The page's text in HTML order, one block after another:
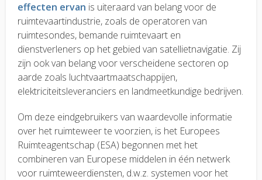
effecten ervan is uiteraard van belang voor de
ruimtevaartindustrie, zoals de operatoren van
ruimtesondes, bemande ruimtevaart en
dienstverleners op het gebied van satellietnavigatie. Zij
zijn ook van belang voor verscheidene sectoren op
aarde zoals luchtvaartmaatschappijen,
elektriciteitsleveranciers en landmeetkundige bedrijven.
Om deze eindgebruikers van waardevolle informatie
over het ruimteweer te voorzien, is het Europees
Ruimteagentschap (ESA) begonnen met het
combineren van Europese middelen in één netwerk
voor ruimteweerdiensten, d.w.z. systemen voor het